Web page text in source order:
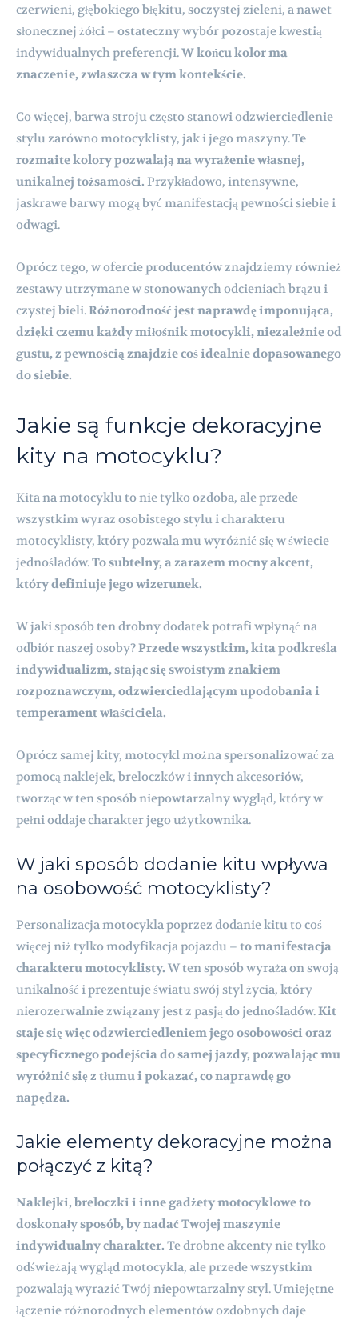
czerwieni, głębokiego błękitu, soczystej zieleni, a nawet
słonecznej żółci – ostateczny wybór pozostaje kwestią
indywidualnych preferencji.W końcu kolor ma
znaczenie, zwłaszcza w tym kontekście.
Co więcej, barwa stroju często stanowi odzwierciedlenie
stylu zarówno motocyklisty, jak i jego maszyny.Te
rozmaite kolory pozwalają na wyrażenie własnej,
unikalnej tożsamości. Przykładowo, intensywne,
jaskrawe barwy mogą być manifestacją pewności siebie i
odwagi.
Oprócz tego, w ofercie producentów znajdziemy również
zestawy utrzymane w stonowanych odcieniach brązu i
czystej bieli.Różnorodność jest naprawdę imponująca,
dzięki czemu każdy miłośnik motocykli, niezależnie od
gustu, z pewnością znajdzie coś idealnie dopasowanego
do siebie.
Jakie są funkcje dekoracyjne
kity na motocyklu?
Kita na motocyklu to nie tylko ozdoba, ale przede
wszystkim wyraz osobistego stylu i charakteru
motocyklisty, który pozwala mu wyróżnić się w świecie
jednośladów.To subtelny, a zarazem mocny akcent,
który definiuje jego wizerunek.
W jaki sposób ten drobny dodatek potrafi wpłynąć na
odbiór naszej osoby?Przede wszystkim, kita podkreśla
indywidualizm, stając się swoistym znakiem
rozpoznawczym, odzwierciedlającym upodobania i
temperament właściciela.
Oprócz samej kity, motocykl można spersonalizować za
pomocą naklejek, breloczków i innych akcesoriów,
tworząc w ten sposób niepowtarzalny wygląd, który w
pełni oddaje charakter jego użytkownika.
W jaki sposób dodanie kitu wpływa
na osobowość motocyklisty?
Personalizacja motocykla poprzez dodanie kitu to coś
więcej niż tylko modyfikacja pojazdu – to manifestacja
charakteru motocyklisty. W ten sposób wyraża on swoją
unikalność i prezentuje światu swój styl życia, który
nierozerwalnie związany jest z pasją do jednośladów.Kit
staje się więc odzwierciedleniem jego osobowości oraz
specyficznego podejścia do samej jazdy, pozwalając mu
wyróżnić się z tłumu i pokazać, co naprawdę go
napędza.
Jakie elementy dekoracyjne można
połączyć z kitą?
Naklejki, breloczki i inne gadżety motocyklowe to
doskonały sposób, by nadać Twojej maszynie
indywidualny charakter. Te drobne akcenty nie tylko
odświeżają wygląd motocykla, ale przede wszystkim
pozwalają wyrazić Twój niepowtarzalny styl. Umiejętne
łączenie różnorodnych elementów ozdobnych daje